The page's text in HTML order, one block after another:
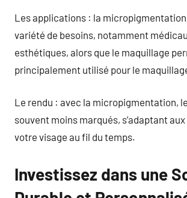
Les applications : la micropigmentation
variété de besoins, notamment
esthétiques, alors que le maquillage
principalement utilisé pour le
Le rendu : avec la micropigmentation,
souvent moins marqués, s’adaptant
votre visage au fil du temps.
Investissez dans une